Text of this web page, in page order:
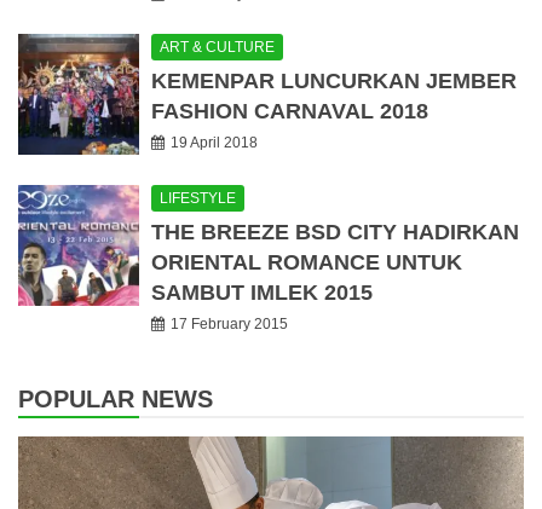
ART & CULTURE
KEMENPAR LUNCURKAN JEMBER
FASHION CARNAVAL 2018
19 April 2018
LIFESTYLE
THE BREEZE BSD CITY HADIRKAN
ORIENTAL ROMANCE UNTUK
SAMBUT IMLEK 2015
17 February 2015
POPULAR NEWS